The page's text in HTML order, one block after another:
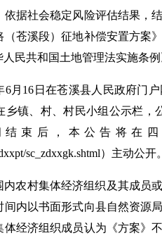
依据社会稳定风险评估结果，
（苍溪段）征地补偿安置方案
民共和国土地管理法实施条
6月16日在苍溪县人民政府门
镇、村、村民小组公示栏，
结束后，本公告将在
sc_zdxxgk.shtml）主动公开。
内农村集体经济组织及其成员
内以书面形式向县自然资源
经济组织成员认为《方案》